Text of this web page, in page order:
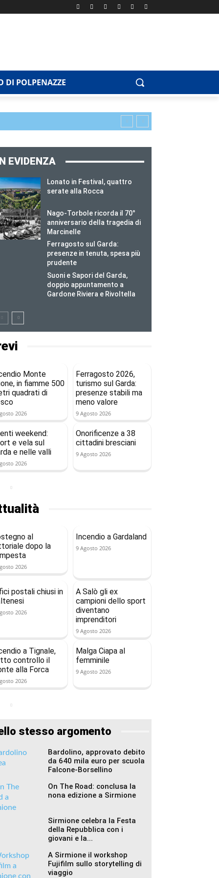
DI POLPENAZZE
EVIDENZA
Lonato in Festival, quattro
serate alla Rocca
Nago-Torbole ricorda il 70°
anniversario della tragedia di
Marcinelle
Ferragosto sul Garda:
presenze in tenuta, spesa più
prudente
Suoni e Sapori del Garda,
doppio appuntamento a
Gardone Riviera e Rivoltella
Monte
in fiamme 500
quadrati di
2026
Ferragosto 2026,
turismo sul Garda:
presenze stabili ma
meno valore
9 Agosto 2026
weekend:
e vela sul
e nelle valli
2026
Onorificenze a 38
cittadini bresciani
9 Agosto 2026
al
dopo la
2026
Incendio a Gardaland
9 Agosto 2026
postali chiusi in
2026
A Salò gli ex
campioni dello sport
diventano
imprenditori
9 Agosto 2026
a Tignale,
controllo il
alla Forca
2026
Malga Ciapa al
femminile
9 Agosto 2026
stesso argomento
Bardolino, approvato debito
da 640 mila euro per scuola
Falcone-Borsellino
On The Road: conclusa la
nona edizione a Sirmione
Sirmione celebra la Festa
della Repubblica con i
giovani e la...
A Sirmione il workshop
Fujifilm sullo storytelling di
viaggio